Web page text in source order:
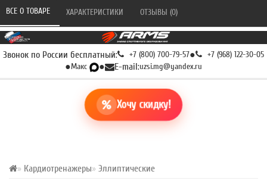
Звонок по России бесплатный: +7 (800) 700-79-57● +7 (968) 122-30-05
●Макс ● E-mail:uzsi.mg@yandex.ru
Хочу скидку!
Кардиотренажеры Эллиптические
ВСЕ О ТОВАРЕ ХАРАКТЕРИСТИКИ ОТЗЫВЫ (0)